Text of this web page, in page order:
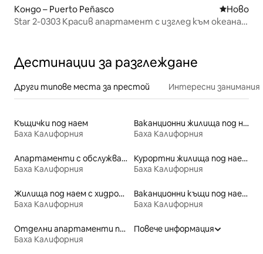
Кондо – Puerto Peñasco Ново
Ново
Star 2-0303 Красив апартамент с изглед към океана в
Дестинации за разглеждане
Други типове места за престой Интересни занимания
Къщички под наем
Баха Калифорния
Ваканционни жилища под наем
Баха Калифорния
Апартаменти с обслужване под наем
Баха Калифорния
Курортни жилища под наем
Баха Калифорния
Жилища под наем с хидромасажна вана
Баха Калифорния
Ваканционни къщи под наем
Баха Калифорния
Отделни апартаменти под наем
Баха Калифорния
Повече информация